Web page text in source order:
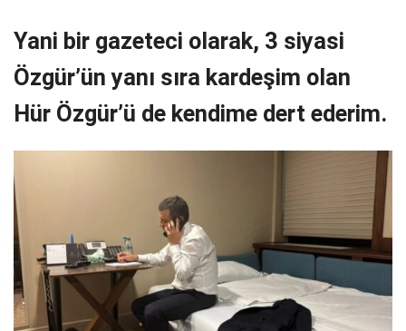
Yani bir gazeteci olarak, 3 siyasi
Özgür’ün yanı sıra kardeşim olan
Hür Özgür’ü de kendime dert ederim.